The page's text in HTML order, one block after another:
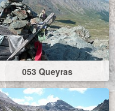
053 Queyras